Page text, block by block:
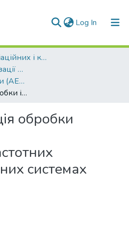
Log In (current)
Факультет авіаційних і космічних систем (ФАКС)
Кафедра автоматизації експериментальних досліджень
Магістерські роботи (АЕД ФАКС)
Автоматизація обробки інформації в надвисокочастотних радіометричних системах
обробки
системах